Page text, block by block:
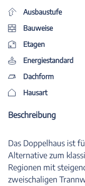
Ausbaustufe
Bauweise
Etagen
Energiestandard
Dachform
Hausart
Beschreibung
Das Doppelhaus ist
Alternative zum
Regionen mit
zweischaligen